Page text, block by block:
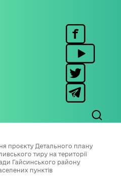
проєкту Детального плану
тиру на території
Гайсинського району
пунктів